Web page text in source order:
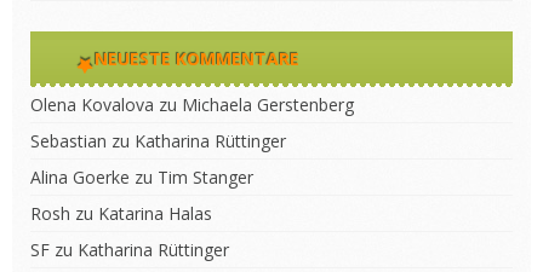
NEUESTE KOMMENTARE
Olena Kovalova zu Michaela Gerstenberg
Sebastian zu Katharina Rüttinger
Alina Goerke zu Tim Stanger
Rosh zu Katarina Halas
SF zu Katharina Rüttinger